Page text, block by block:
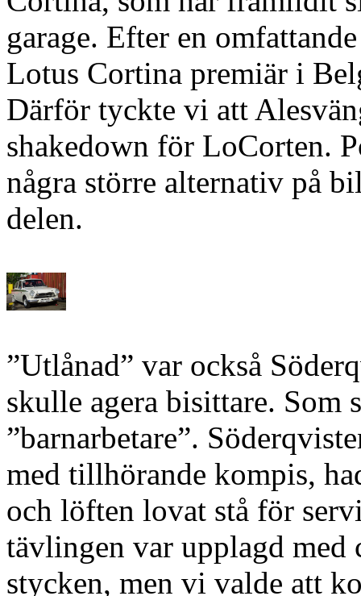
garage. Efter en
Lotus Cortina premiär i
Därför tyckte vi att
shakedown för LoCorten.
några större alternativ på
delen.
”Utlånad” var också
skulle agera bisittare. Som
”barnarbetare”.
med tillhörande kompis,
och löften lovat stå för
tävlingen var upplagd med
stycken, men vi valde att